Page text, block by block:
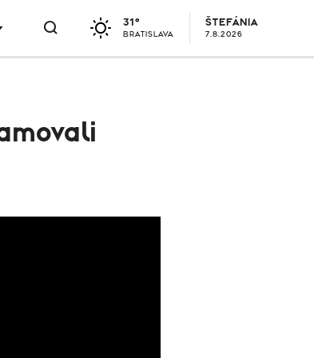
31°
BRATISLAVA
ŠTEFÁNIA
7.8.2026